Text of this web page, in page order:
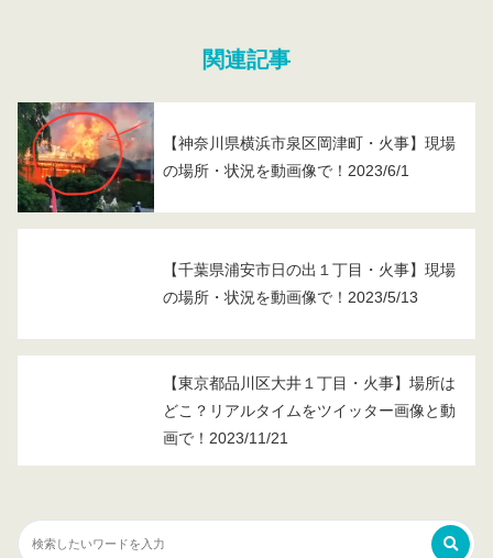
関連記事
【神奈川県横浜市泉区岡津町・火事】現場
の場所・状況を動画像で！2023/6/1
【千葉県浦安市日の出１丁目・火事】現場
の場所・状況を動画像で！2023/5/13
【東京都品川区大井１丁目・火事】場所は
どこ？リアルタイムをツイッター画像と動
画で！2023/11/21